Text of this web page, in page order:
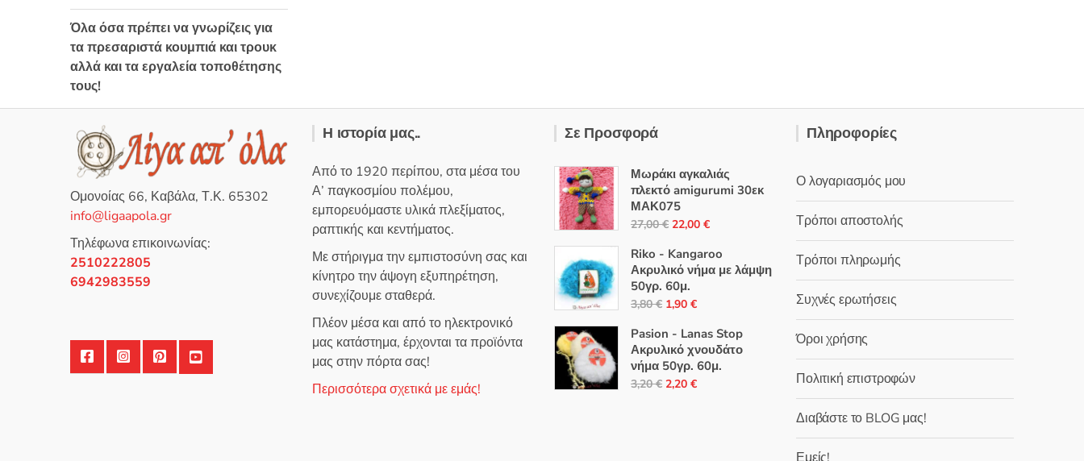
Όλα όσα πρέπει να γνωρίζεις για
τα πρεσαριστά κουμπιά και τρουκ
αλλά και τα εργαλεία τοποθέτησης
τους!
Ομονοίας 66, Καβάλα, Τ.Κ. 65302
info@ligaapola.gr
Τηλέφωνα επικοινωνίας:
2510222805
6942983559
Η ιστορία μας..
Από το 1920 περίπου, στα μέσα του
Α’ παγκοσμίου πολέμου,
εμπορευόμαστε υλικά πλεξίματος,
ραπτικής και κεντήματος.
Με στήριγμα την εμπιστοσύνη σας και
κίνητρο την άψογη εξυπηρέτηση,
συνεχίζουμε σταθερά.
Πλέον μέσα και από το ηλεκτρονικό
μας κατάστημα, έρχονται τα προϊόντα
μας στην πόρτα σας!
Περισσότερα σχετικά με εμάς!
Σε Προσφορά
Μωράκι αγκαλιάς
πλεκτό amigurumi 30εκ
ΜΑΚ075
27,00€ Original
was:
27,00 €.
22,00 €Η
τιμή
είναι:
Riko - Kangaroo
Ακρυλικό νήμα με λάμψη
50γρ. 60μ.
3,80€ Original
was:
3,80 €.
1,90 €Η
τιμή
είναι:
1,90 €.
Pasion - Lanas Stop
Ακρυλικό χνουδάτο
νήμα 50γρ. 60μ.
3,20€ Original
2,20 €Η
Πληροφορίες
Ο λογαριασμός μου
Τρόποι αποστολής
Τρόποι πληρωμής
Συχνές ερωτήσεις
Όροι χρήσης
Πολιτική επιστροφών
Διαβάστε το BLOG μας!